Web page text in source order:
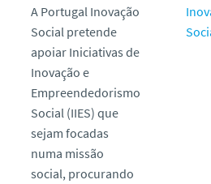
A Portugal Inovação
Social pretende
apoiar Iniciativas de
Inovação e
Empreendedorismo
Social (IIES) que
sejam focadas
numa missão
social, procurando